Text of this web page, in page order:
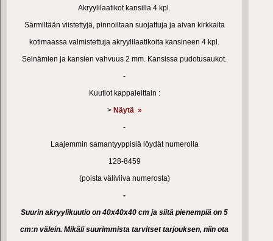
Akryylilaatikot kansilla 4 kpl.
Särmiltään viistettyjä, pinnoiltaan suojattuja ja aivan kirkkaita
kotimaassa valmistettuja akryylilaatikoita kansineen 4 kpl.
Seinämien ja kansien vahvuus 2 mm. Kansissa pudotusaukot.
-
Kuutiot kappaleittain :
> Näytä »
-
Laajemmin samantyyppisiä löydät numerolla
128-8459
(poista väliviiva numerosta)
-
Suurin akryylikuutio on 40x40x40 cm ja siitä pienempiä on 5
cm:n välein. Mikäli suurimmista tarvitset tarjouksen, niin ota